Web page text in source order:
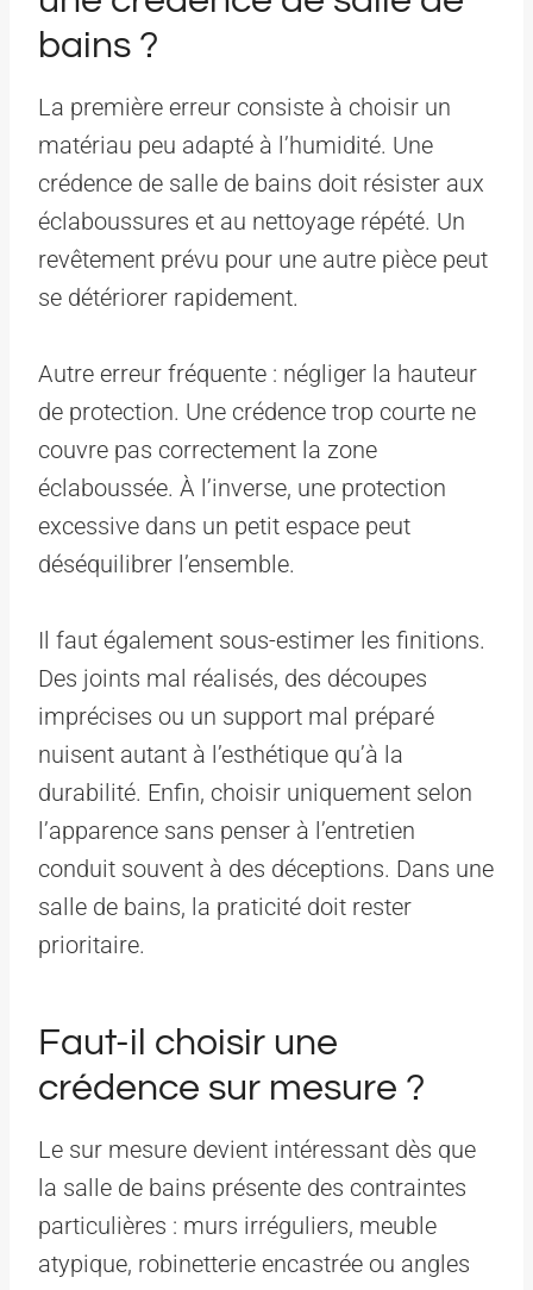
bains ?
La première erreur consiste à choisir un
matériau peu adapté à l’humidité. Une
crédence de salle de bains doit résister aux
éclaboussures et au nettoyage répété. Un
revêtement prévu pour une autre pièce peut
se détériorer rapidement.
Autre erreur fréquente : négliger la hauteur
de protection. Une crédence trop courte ne
couvre pas correctement la zone
éclaboussée. À l’inverse, une protection
excessive dans un petit espace peut
déséquilibrer l’ensemble.
Il faut également sous-estimer les finitions.
Des joints mal réalisés, des découpes
imprécises ou un support mal préparé
nuisent autant à l’esthétique qu’à la
durabilité. Enfin, choisir uniquement selon
l’apparence sans penser à l’entretien
conduit souvent à des déceptions. Dans une
salle de bains, la praticité doit rester
prioritaire.
Faut-il choisir une
crédence sur mesure ?
Le sur mesure devient intéressant dès que
la salle de bains présente des contraintes
particulières : murs irréguliers, meuble
atypique, robinetterie encastrée ou angles